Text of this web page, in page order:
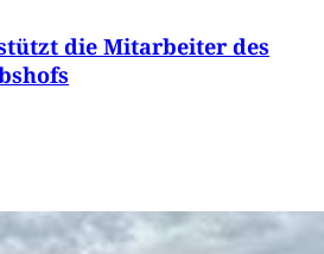
die Mitarbeiter des